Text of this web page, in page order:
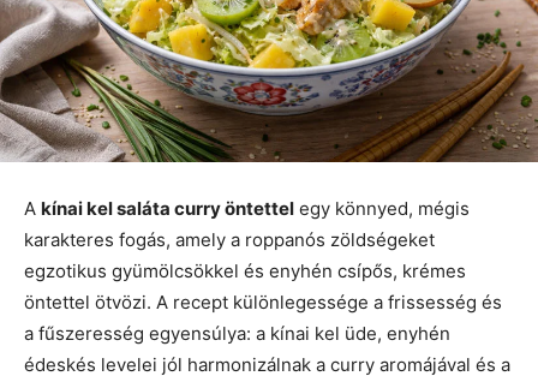
A kínai kel saláta curry öntettel egy könnyed, mégis
karakteres fogás, amely a roppanós zöldségeket
egzotikus gyümölcsökkel és enyhén csípős, krémes
öntettel ötvözi. A recept különlegessége a frissesség és
a fűszeresség egyensúlya: a kínai kel üde, enyhén
édeskés levelei jól harmonizálnak a curry aromájával és a